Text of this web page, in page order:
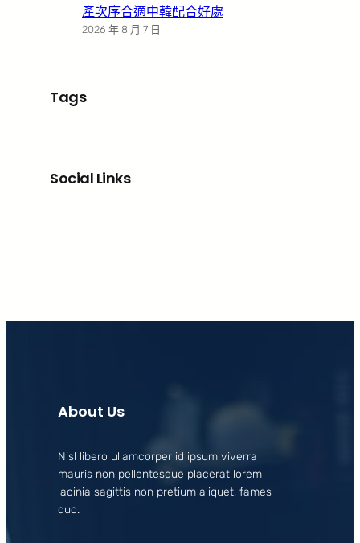
產次序合適中韓配合好處
2026 年 8 月 7 日
Tags
Social Links
About Us
Nisl libero ullamcorper id ipsum viverra
mauris non pellentesque placerat lorem
lacinia sagittis non pretium aliquet, fames
quo.